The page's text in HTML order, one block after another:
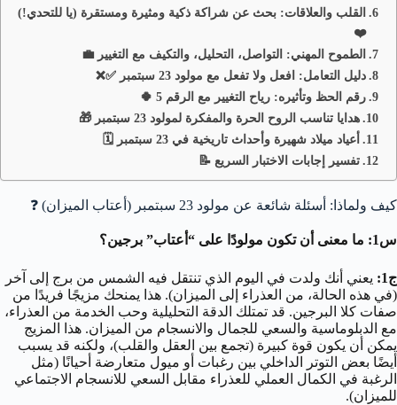
القلب والعلاقات: بحث عن شراكة ذكية ومثيرة ومستقرة (يا للتحدي!)
❤️
الطموح المهني: التواصل، التحليل، والتكيف مع التغيير 💼
دليل التعامل: افعل ولا تفعل مع مولود 23 سبتمبر ✅❌
رقم الحظ وتأثيره: رياح التغيير مع الرقم 5 🍀
هدايا تناسب الروح الحرة والمفكرة لمولود 23 سبتمبر 🎁
أعياد ميلاد شهيرة وأحداث تاريخية في 23 سبتمبر 🗓️
تفسير إجابات الاختبار السريع 📝
كيف ولماذا: أسئلة شائعة عن مولود 23 سبتمبر (أعتاب الميزان) ❓
س1: ما معنى أن تكون مولودًا على “أعتاب” برجين؟
ج1:
يعني أنك ولدت في اليوم الذي تنتقل فيه الشمس من برج إلى آخر
(في هذه الحالة، من العذراء إلى الميزان). هذا يمنحك مزيجًا فريدًا من
صفات كلا البرجين. قد تمتلك الدقة التحليلية وحب الخدمة من العذراء،
مع الدبلوماسية والسعي للجمال والانسجام من الميزان. هذا المزيج
يمكن أن يكون قوة كبيرة (تجمع بين العقل والقلب)، ولكنه قد يسبب
أيضًا بعض التوتر الداخلي بين رغبات أو ميول متعارضة أحيانًا (مثل
الرغبة في الكمال العملي للعذراء مقابل السعي للانسجام الاجتماعي
للميزان).